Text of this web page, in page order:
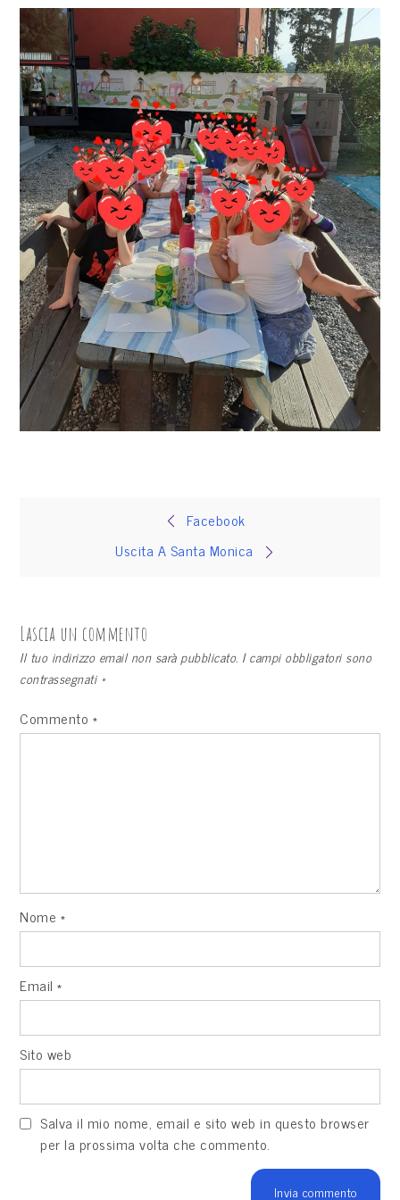
Facebook
Uscita A Santa Monica
Lascia un commento
Il tuo indirizzo email non sarà pubblicato. I campi obbligatori sono
contrassegnati *
Commento *
Nome *
Email*
Sito web
Salva il mio nome, email e sito web in questo browser
per la prossima volta che commento.